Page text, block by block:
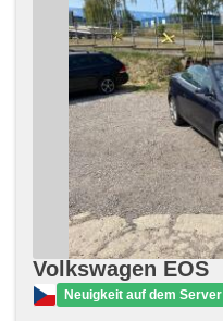
Volkswagen EOS
Neuigkeit auf dem Server